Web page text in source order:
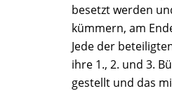
besetzt werden
kümmern, am
Jede der
ihre 1., 2. und 3.
gestellt und das